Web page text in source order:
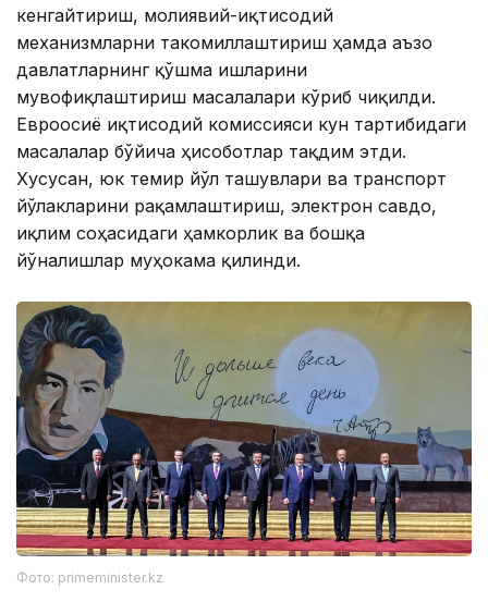
кенгайтириш, молиявий-иқтисодий
механизмларни такомиллаштириш ҳамда аъзо
давлатларнинг қўшма ишларини
мувофиқлаштириш масалалари кўриб чиқилди.
Евроосиё иқтисодий комиссияси кун тартибидаги
масалалар бўйича ҳисоботлар тақдим этди.
Хусусан, юк темир йўл ташувлари ва транспорт
йўлакларини рақамлаштириш, электрон савдо,
иқлим соҳасидаги ҳамкорлик ва бошқа
йўналишлар муҳокама қилинди.
Фото: primeminister.kz